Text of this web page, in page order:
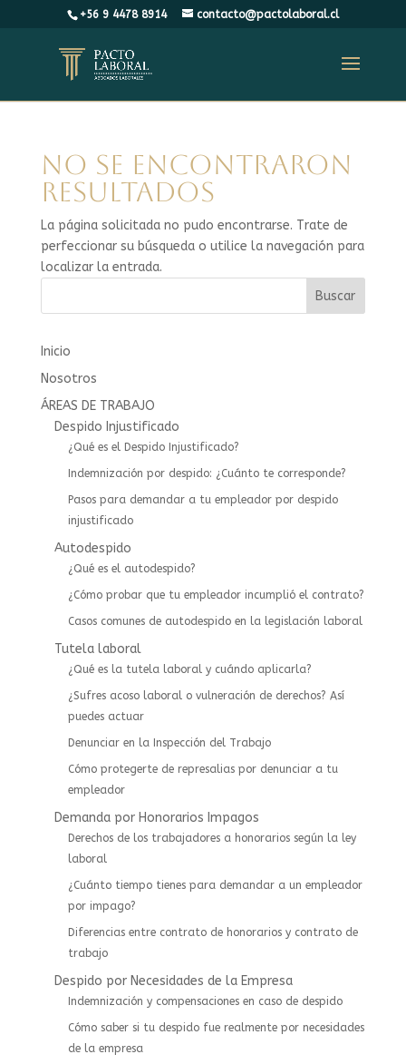
+56 9 4478 8914 contacto@pactolaboral.cl
No se encontraron
resultados
La página solicitada no pudo encontrarse. Trate de
perfeccionar su búsqueda o utilice la navegación para
localizar la entrada.
Buscar
Inicio
Nosotros
ÁREAS DE TRABAJO
Despido Injustificado
¿Qué es el Despido Injustificado?
Indemnización por despido: ¿Cuánto te corresponde?
Pasos para demandar a tu empleador por despido
injustificado
Autodespido
¿Qué es el autodespido?
¿Cómo probar que tu empleador incumplió el contrato?
Casos comunes de autodespido en la legislación laboral
Tutela laboral
¿Qué es la tutela laboral y cuándo aplicarla?
¿Sufres acoso laboral o vulneración de derechos? Así
puedes actuar
⁠Denunciar en la Inspección del Trabajo
Cómo protegerte de represalias por denunciar a tu
empleador
Demanda por Honorarios Impagos
Derechos de los trabajadores a honorarios según la ley
laboral
¿Cuánto tiempo tienes para demandar a un empleador
por impago?
Diferencias entre contrato de honorarios y contrato de
trabajo
Despido por Necesidades de la Empresa
Indemnización y compensaciones en caso de despido
Cómo saber si tu despido fue realmente por necesidades
de la empresa